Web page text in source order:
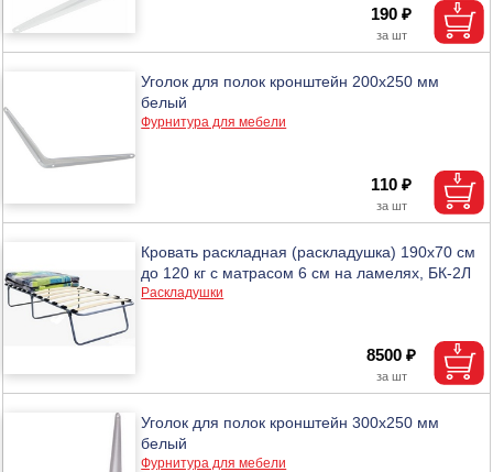
190 ₽
Уголок для полок кронштейн 200х250 мм
белый
Фурнитура для мебели
110 ₽
Кровать раскладная (раскладушка) 190х70 см
до 120 кг с матрасом 6 см на ламелях, БК-2Л
Раскладушки
8500 ₽
Уголок для полок кронштейн 300х250 мм
белый
Фурнитура для мебели